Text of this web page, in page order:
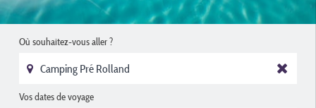
Où souhaitez-vous aller ?
Vos dates de voyage